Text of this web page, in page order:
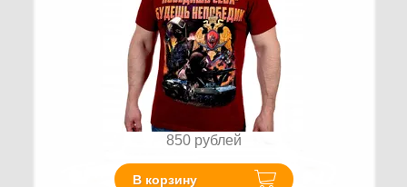
850 рублей
В корзину